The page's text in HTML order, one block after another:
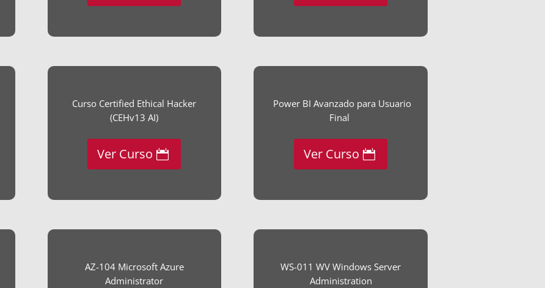
Curso Certified Ethical Hacker
(CEHv13 AI)
Ver Curso
Power BI Avanzado para Usuario
Final
Ver Curso
AZ-104 Microsoft Azure
Administrator
WS-011 WV Windows Server
Administration